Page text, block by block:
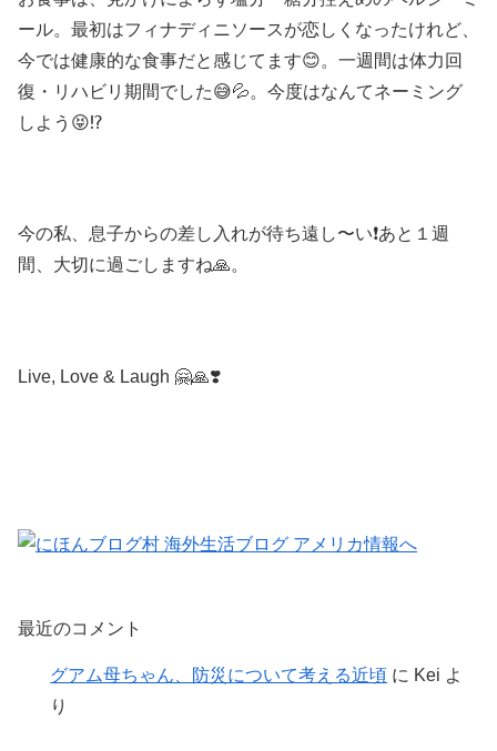
ール。最初はフィナディニソースが恋しくなったけれど、
今では健康的な食事だと感じてます😊。一週間は体力回
復・リハビリ期間でした😅💦。今度はなんてネーミング
しよう😝⁉️
今の私、息子からの差し入れが待ち遠し〜い❗️あと１週
間、大切に過ごしますね🙏。
Live, Love & Laugh 🤗🙏❣️
最近のコメント
グアム母ちゃん、防災について考える近頃 に Kei よ
り